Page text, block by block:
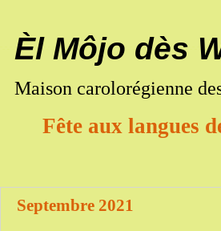
Èl Môjo dès
Maison carolorégienne
Fête aux langues
Septembre 2021